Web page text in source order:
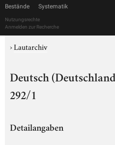
Bestände Systematik
Nutzungsrechte
Anmelden zur Recherche
›Lautarchiv
Deutsch
292/1
Detailangaben